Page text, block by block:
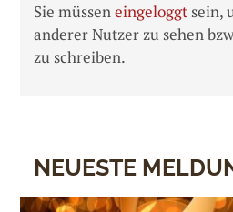
Sie müsseneingeloggt sein,
anderer Nutzer zu sehen
zu schreiben.
NEUESTE